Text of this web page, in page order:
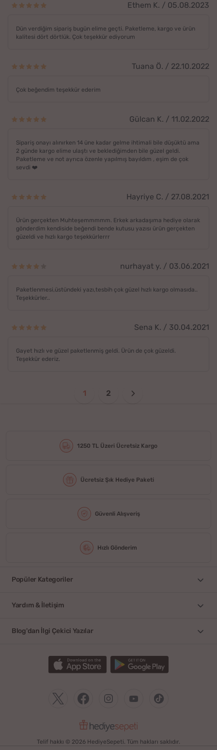
Ethem K. / 05.08.2023
Dün verdiğim sipariş bugün elime geçti. Paketleme, kargo ve ürün
kalitesi dört dörtlük. Çok teşekkür ediyorum
Tuana Ö. / 22.10.2022
Çok beğendim teşekkür ederim
Gülcan K. / 11.02.2022
Sipariş onayı alınırken 14 üne kadar gelme ihtimali bile düşüktü ama
2 günde kargo elime ulaştı ve beklediğimden bile güzel geldi.
Paketleme ve not ayrıca özenle yapılmış bayıldım , eşim de çok
sevdi ❤️
Hayriye C. / 27.08.2021
Ürün gerçekten Muhteşemmmmm. Erkek arkadaşıma hediye olarak
gönderdim kendiside beğendi bende kutusu yazısı ürün gerçekten
güzeldi ve hızlı kargo teşekkürlerrr
nurhayat y. / 03.06.2021
Paketlenmesi,üstündeki yazı,tesbih çok güzel hızlı kargo olmasıda..
Teşekkürler..
Sena K. / 30.04.2021
Gayet hızlı ve güzel paketlenmiş geldi. Ürün de çok güzeldi.
Teşekkür ederiz.
1 2
1250 TL Üzeri Ücretsiz Kargo
Ücretsiz Şık Hediye Paketi
Güvenli Alışveriş
Hızlı Gönderim
Popüler Kategoriler
Yardım & İletişim
Blog'dan İlgi Çekici Yazılar
Telif hakkı © 2026 HediyeSepeti. Tüm hakları saklıdır.